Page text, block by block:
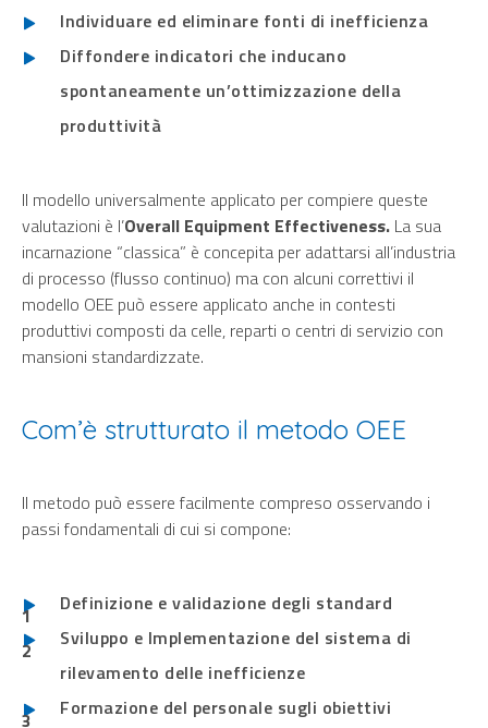
Individuare ed eliminare fonti di inefficienza
Diffondere indicatori che inducano
spontaneamente un’ottimizzazione della
produttività
Il modello universalmente applicato per compiere queste
valutazioni è l’Overall Equipment Effectiveness. La sua
incarnazione “classica” è concepita per adattarsi all’industria
di processo (flusso continuo) ma con alcuni correttivi il
modello OEE può essere applicato anche in contesti
produttivi composti da celle, reparti o centri di servizio con
mansioni standardizzate.
Com’è strutturato il metodo OEE
Il metodo può essere facilmente compreso osservando i
passi fondamentali di cui si compone:
Definizione e validazione degli standard
Sviluppo e Implementazione del sistema di
rilevamento delle inefficienze
Formazione del personale sugli obiettivi